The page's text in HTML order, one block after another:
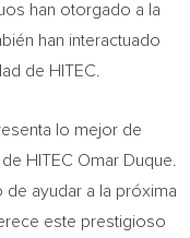
han otorgado a la
han interactuado
de HITEC.
lo mejor de
HITEC Omar Duque.
ayudar a la próxima
este prestigioso